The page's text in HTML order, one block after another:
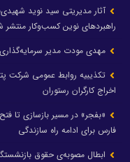
آثار مدیریتی سید نوید
راهبردهای نوین کسب‌وکار منتشر
مهدی مودت مدیر
تکذیبیه روابط عمومی شرکت
اخراج کارگران رستوران
«بفجر» در مسیر بازسازی تا
فارس برای ادامه راه سازندگی
ابطال مصوبه‌ی حقوق